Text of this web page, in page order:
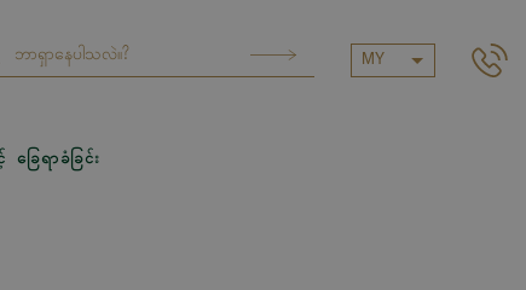
MY
ေရာခံခြင်း